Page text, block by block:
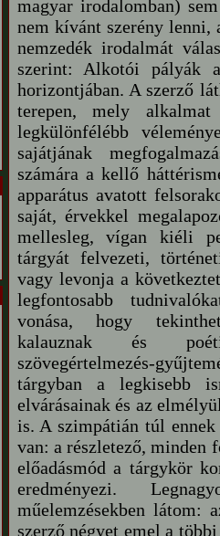
magyar irodalomban)
nem kívánt szerény lenni,
nemzedék irodalmát
szerint: Alkotói pályák
horizontjában. A szerző
terepen, mely
legkülönfélébb
sajátjának
számára a kellő
apparátus avatott
saját, érvekkel
mellesleg, vígan kiéli
tárgyát felvezeti,
vagy levonja a
legfontosabb
vonása, hogy
kalauznak és
szövegértelmezés-
tárgyban a legkisebb
elvárásainak és az
is. A szimpátián túl ennek
van: a részletező, minden
előadásmód a tárgykör
eredményezi.
műelemzésekben látom:
szerző négyet emel a